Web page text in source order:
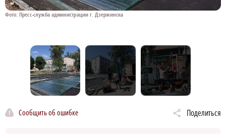
Фото: Пресс-служба администрации г. Дзержинска
Сообщить об ошибке Поделиться